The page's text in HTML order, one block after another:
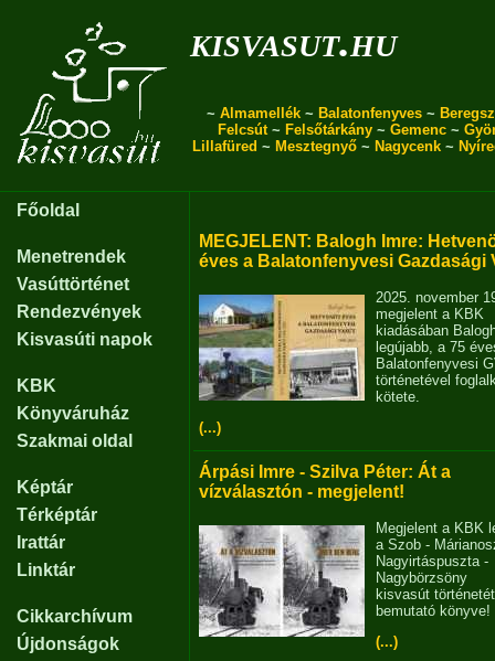
kisvasut.hu
~ Almamellék ~ Balatonfenyves ~
Felcsút~ Felsőtárkány ~ Gemenc ~
Lillafüred ~ Mesztegnyő ~ Nagycenk ~
Főoldal
Menetrendek
Vasúttörténet
Rendezvények
Kisvasúti napok
KBK
Könyváruház
Szakmai oldal
Képtár
Térképtár
Irattár
Linktár
Cikkarchívum
Újdonságok
MEGJELENT: Balogh Imre:
éves a Balatonfenyvesi Gazdasági
2025. november
megjelent a KBK
kiadásában
legújabb, a 75
Balatonfenyvesi
történetével
kötete.
(...)
Árpási Imre - Szilva Péter: Át a
vízválasztón - megjelent!
Megjelent a KBK
a Szob -
Nagyirtáspuszta -
Nagybörzsöny
kisvasút történetét
bemutató könyve!
(...)